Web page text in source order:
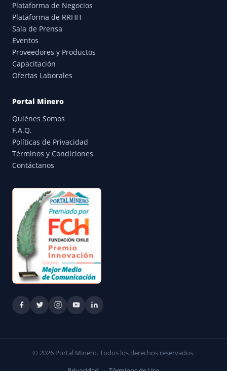
Plataforma de Negocios
Plataforma de RRHH
Sala de Prensa
Eventos
Proveedores y Productos
Capacitación
Ofertas Laborales
Portal Minero
Quiénes Somos
F.A.Q.
Políticas de Privacidad
Términos y Condiciones
Contáctanos
© 2026 Portal Minero. Todos los derechos reservados.